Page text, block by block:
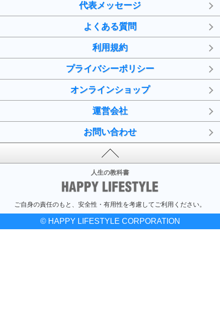
代表メッセージ
よくある質問
利用規約
プライバシーポリシー
オンラインショップ
運営会社
お問い合わせ
人生の教科書
ご自身の責任のもと、安全性・有用性を考慮してご利用ください。
© HAPPY LIFESTYLE CORPORATION